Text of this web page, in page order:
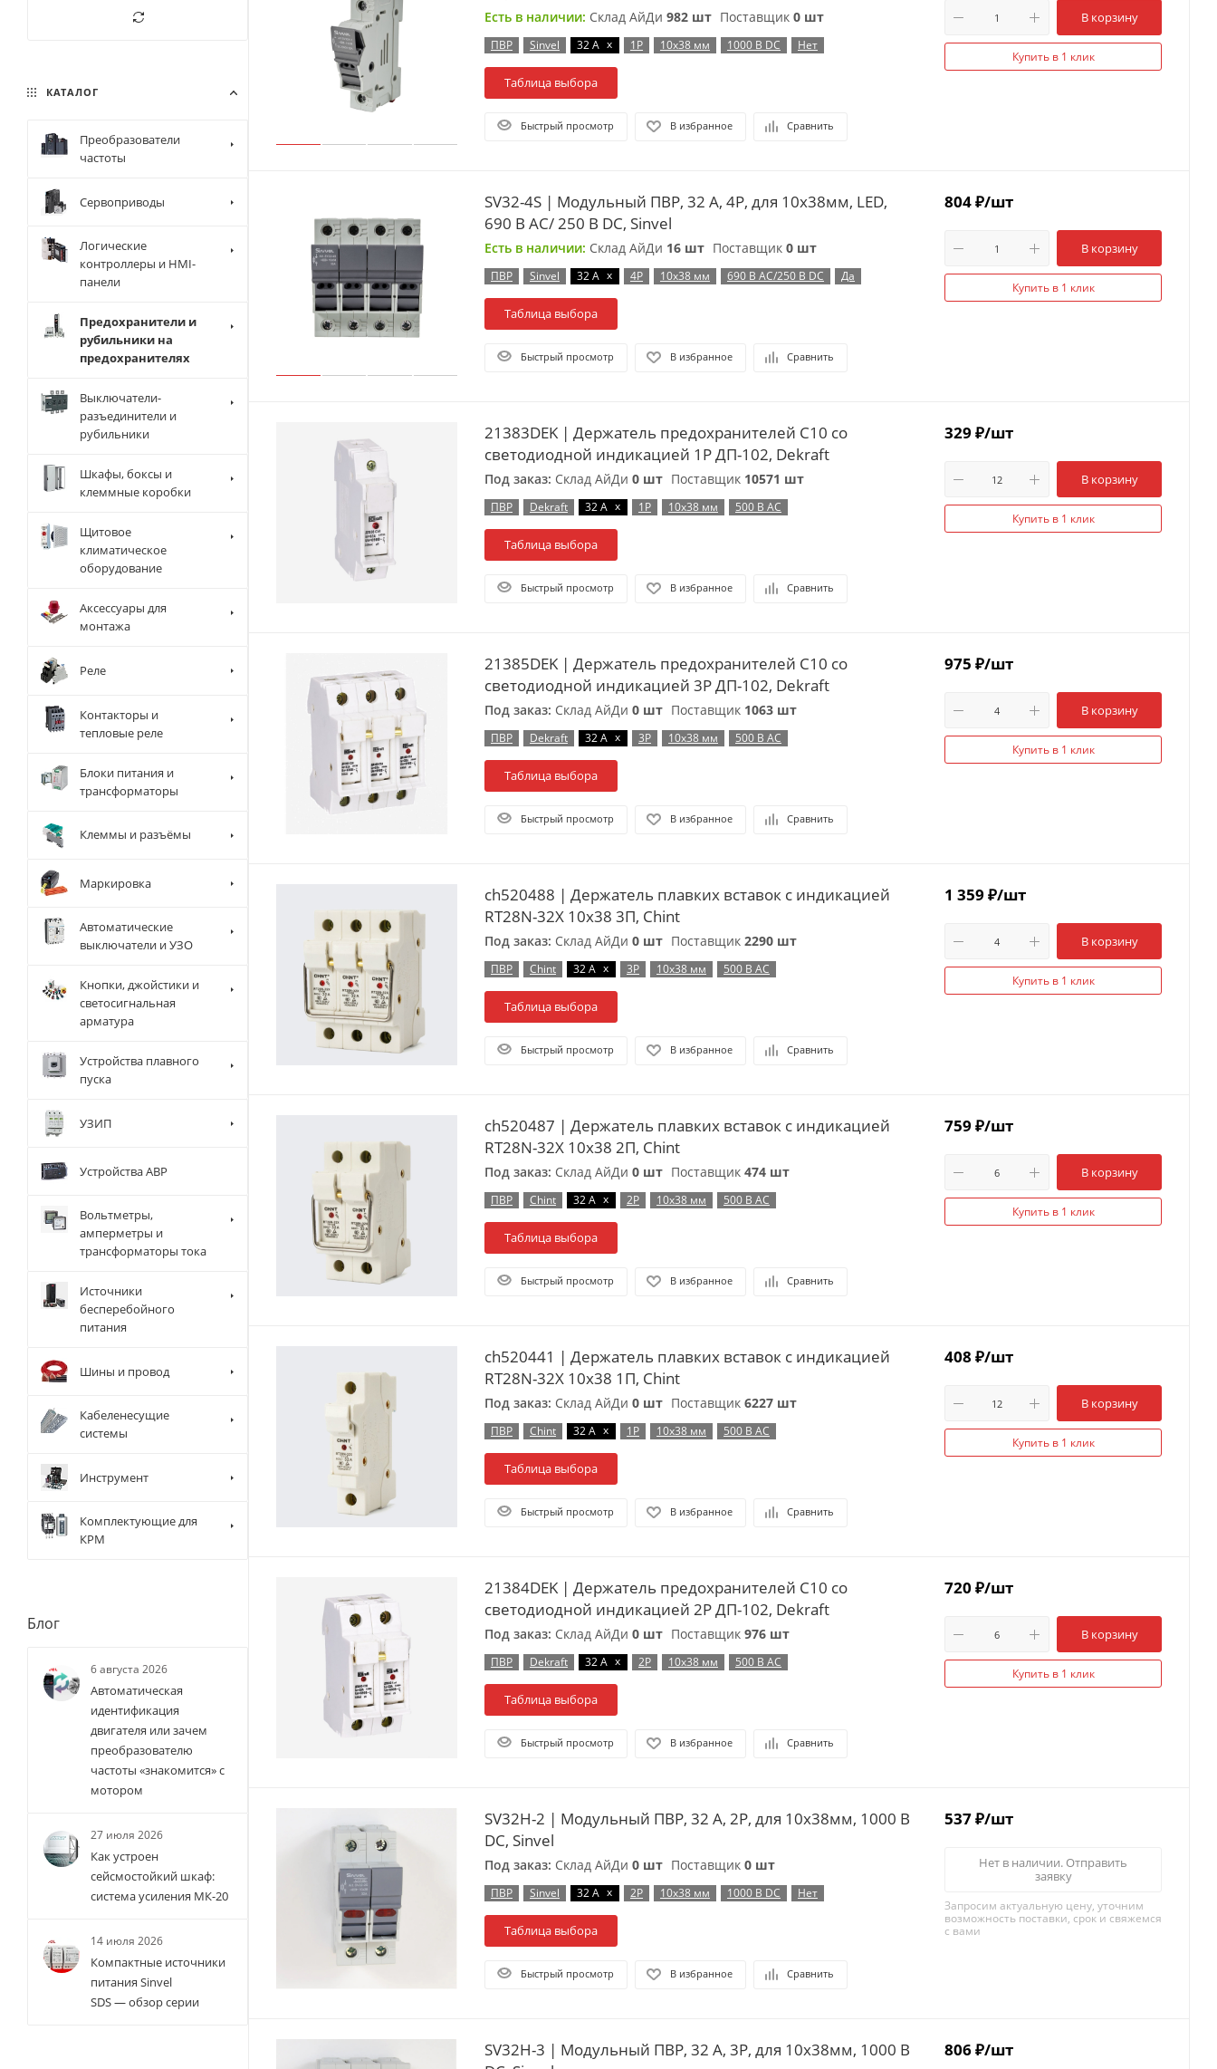
Есть в наличии: Склад АйДи 982 шт Поставщик 0 шт
ПВР Sinvel 32 А x 1P 10х38 мм 1000 В DC Нет
Таблица выбора
Быстрый просмотр В избранное Сравнить
В корзину
Купить в 1 клик
SV32-4S | Модульный ПВР, 32 А, 4Р, для 10х38мм, LED,
690 B AC/ 250 B DC, Sinvel
Есть в наличии: Склад АйДи 16 шт Поставщик 0 шт
ПВР Sinvel 32 А x 4P 10х38 мм 690 В AC/250 В DC Да
Таблица выбора
Быстрый просмотр В избранное Сравнить
804₽/шт
В корзину
Купить в 1 клик
21383DEK | Держатель предохранителей C10 со
светодиодной индикацией 1P ДП-102, Dekraft
Под заказ: Склад АйДи 0 шт Поставщик 10571 шт
ПВР Dekraft 32 А x 1P 10х38 мм 500 В AC
Таблица выбора
Быстрый просмотр В избранное Сравнить
329 ₽/шт
В корзину
Купить в 1 клик
21385DEK | Держатель предохранителей C10 со
светодиодной индикацией 3P ДП-102, Dekraft
Под заказ: Склад АйДи 0 шт Поставщик 1063 шт
ПВР Dekraft 32 А x 3P 10х38 мм 500 В AC
Таблица выбора
Быстрый просмотр В избранное Сравнить
975 ₽/шт
В корзину
Купить в 1 клик
ch520488 | Держатель плавких вставок с индикацией
RT28N-32X 10х38 3П, Chint
Под заказ: Склад АйДи 0 шт Поставщик 2290 шт
ПВР Chint 32 А x 3P 10х38 мм 500 В AC
Таблица выбора
Быстрый просмотр В избранное Сравнить
1 359 ₽/шт
В корзину
Купить в 1 клик
ch520487 | Держатель плавких вставок с индикацией
RT28N-32X 10х38 2П, Chint
Под заказ: Склад АйДи 0 шт Поставщик 474 шт
ПВР Chint 32 А x 2P 10х38 мм 500 В AC
Таблица выбора
Быстрый просмотр В избранное Сравнить
759 ₽/шт
В корзину
Купить в 1 клик
ch520441 | Держатель плавких вставок с индикацией
RT28N-32X 10х38 1П, Chint
Под заказ: Склад АйДи 0 шт Поставщик 6227 шт
ПВР Chint 32 А x 1P 10х38 мм 500 В AC
Таблица выбора
Быстрый просмотр В избранное Сравнить
408 ₽/шт
В корзину
Купить в 1 клик
21384DEK | Держатель предохранителей C10 со
светодиодной индикацией 2P ДП-102, Dekraft
Под заказ: Склад АйДи 0 шт Поставщик 976 шт
ПВР Dekraft 32 А x 2P 10х38 мм 500 В AC
Таблица выбора
Быстрый просмотр В избранное Сравнить
720 ₽/шт
В корзину
Купить в 1 клик
SV32H-2 | Модульный ПВР, 32 А, 2Р, для 10х38мм, 1000 B
DC, Sinvel
Под заказ: Склад АйДи 0 шт Поставщик 0 шт
ПВР Sinvel 32 А x 2P 10х38 мм 1000 В DC Нет
Таблица выбора
Быстрый просмотр В избранное Сравнить
537₽/шт
Нет в наличии. Отправить
заявку
Запросим актуальную цену, уточним
возможность поставки, срок и свяжемся
с вами
SV32H-3 | Модульный ПВР, 32 А, 3Р, для 10х38мм, 1000 B
806₽/шт
КАТАЛОГ
Преобразователи
частоты
Сервоприводы
Логические
контроллеры и HMI-
панели
Предохранители и
рубильники на
предохранителях
Выключатели-
разъединители и
рубильники
Шкафы, боксы и
клеммные коробки
Щитовое
климатическое
оборудование
Аксессуары для
монтажа
Реле
Контакторы и
тепловые реле
Блоки питания и
трансформаторы
Клеммы и разъёмы
Маркировка
Автоматические
выключатели и УЗО
Кнопки, джойстики и
светосигнальная
арматура
Устройства плавного
пуска
УЗИП
Устройства АВР
Вольтметры,
амперметры и
трансформаторы тока
Источники
бесперебойного
питания
Шины и провод
Кабеленесущие
системы
Инструмент
Комплектующие для
КРМ
Блог
6 августа 2026
Автоматическая
идентификация
двигателя или зачем
преобразователю
частоты «знакомится» с
мотором
27 июля 2026
Как устроен
сейсмостойкий шкаф:
система усиления МК-20
14 июля 2026
Компактные источники
питания Sinvel
SDS — обзор серии